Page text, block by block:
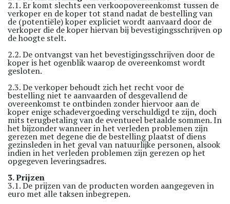
2.1. Er komt slechts een verkoopovereenkomst tussen de
verkoper en de koper tot stand nadat de bestelling van
de (potentiële) koper expliciet wordt aanvaard door de
verkoper die de koper hiervan bij bevestigingsschrijven op
de hoogte stelt.
2.2. De ontvangst van het bevestigingsschrijven door de
koper is het ogenblik waarop de overeenkomst wordt
gesloten.
2.3. De verkoper behoudt zich het recht voor de
bestelling niet te aanvaarden of desgevallend de
overeenkomst te ontbinden zonder hiervoor aan de
koper enige schadevergoeding verschuldigd te zijn, doch
mits terugbetaling van de eventueel betaalde sommen. In
het bijzonder wanneer in het verleden problemen zijn
gerezen met degene die de bestelling plaatst of diens
gezinsleden in het geval van natuurlijke personen, alsook
indien in het verleden problemen zijn gerezen op het
opgegeven leveringsadres.
3. Prijzen
3.1. De prijzen van de producten worden aangegeven in
euro met alle taksen inbegrepen.